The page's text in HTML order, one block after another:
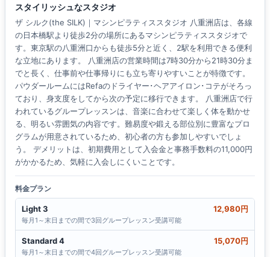
スタイリッシュなスタジオ
ザ シルク(the SILK)｜マシンピラティススタジオ 八重洲店は、各線
の日本橋駅より徒歩2分の場所にあるマシンピラティススタジオで
す。東京駅の八重洲口からも徒歩5分と近く、2駅を利用できる便利
な立地にあります。 八重洲店の営業時間は7時30分から21時30分ま
でと長く、仕事前や仕事帰りにも立ち寄りやすいことが特徴です。
パウダールームにはRefaのドライヤー･ヘアアイロン･コテがそろっ
ており、身支度をしてから次の予定に移行できます。 八重洲店で行
われているグループレッスンは、音楽に合わせて楽しく体を動かせ
る、明るい雰囲気の内容です。難易度や鍛える部位別に豊富なプロ
グラムが用意されているため、初心者の方も参加しやすいでしょ
う。 デメリットは、初期費用として入会金と事務手数料の11,000円
がかかるため、気軽に入会しにくいことです。
料金プラン
Light 3 12,980円
毎月1～末日までの間で3回グループレッスン受講可能
Standard 4 15,070円
毎月1～末日までの間で4回グループレッスン受講可能